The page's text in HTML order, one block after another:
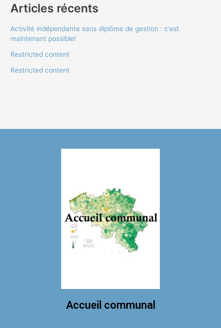
Articles récents
Activité indépendante sans diplôme de gestion : c’est
maintenant possible!
Restricted content
Restricted content
Accueil communal